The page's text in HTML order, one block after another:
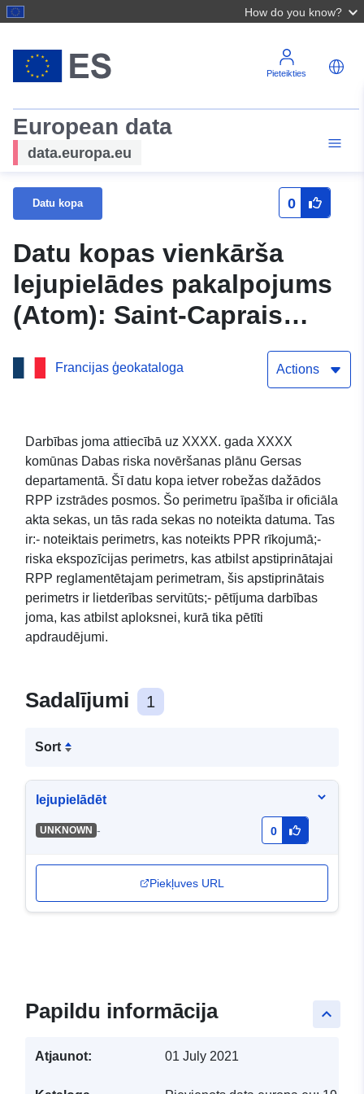
How do you know?
Pieteikties
European data
data.europa.eu
Datu kopa 0
Datu kopas vienkārša
lejupielādes pakalpojums
(Atom): Saint-Caprais
PPRGA perimetrs
Francijas ģeokataloga Actions
Darbības joma attiecībā uz XXXX. gada XXXX
komūnas Dabas riska novēršanas plānu Gersas
departamentā. Šī datu kopa ietver robežas dažādos
RPP izstrādes posmos. Šo perimetru īpašība ir oficiāla
akta sekas, un tās rada sekas no noteikta datuma. Tas
ir:- noteiktais perimetrs, kas noteikts PPR rīkojumā;-
riska ekspozīcijas perimetrs, kas atbilst apstiprinātajai
RPP reglamentētajam perimetram, šis apstiprinātais
perimetrs ir lietderības servitūts;- pētījuma darbības
joma, kas atbilst aploksnei, kurā tika pētīti
apdraudējumi.
Sadalījumi 1
Sort
lejupielādēt
UNKNOWN - 0
Piekļuves URL
keyboard_arrow_up
Papildu informācija
Atjaunot: 01 July 2021